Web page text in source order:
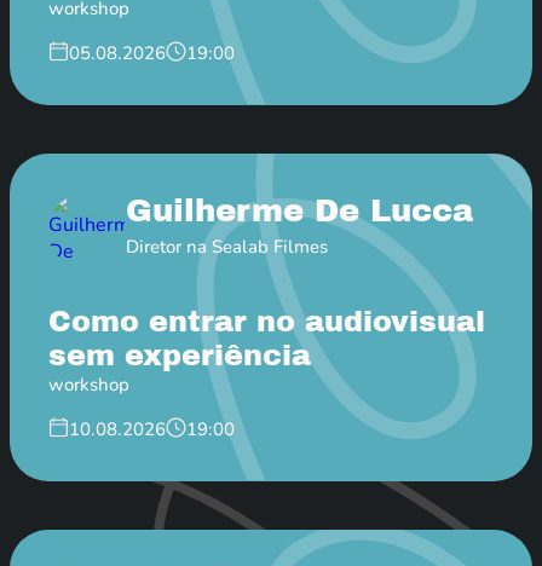
workshop
05.08.2026
19:00
Guilherme De Lucca
Diretor na Sealab Filmes
Como entrar no audiovisual
sem experiência
workshop
10.08.2026
19:00